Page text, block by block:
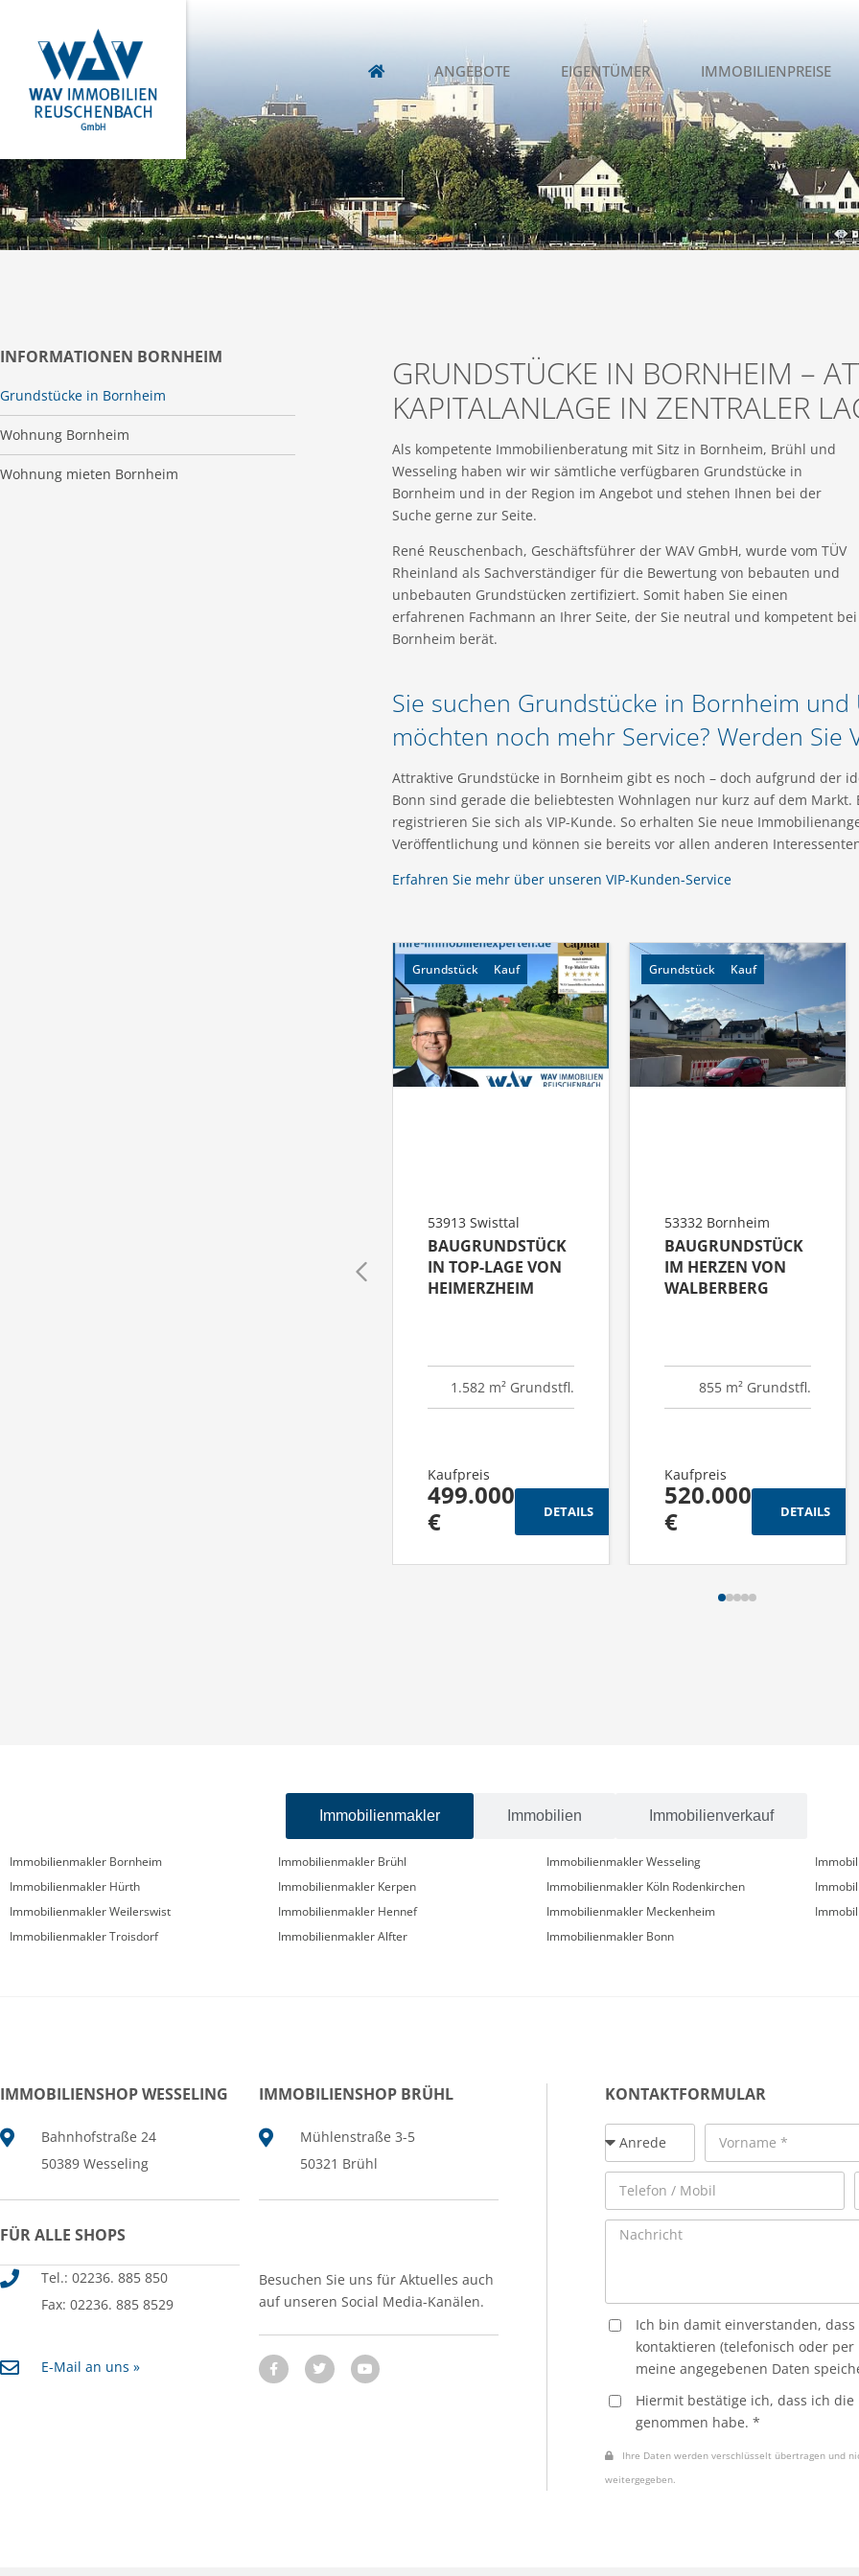
ANGEBOTE EIGENTÜMER IMMOBILIENPREISE
INFORMATIONEN BORNHEIM
Grundstücke in Bornheim
Wohnung Bornheim
Wohnung mieten Bornheim
GRUNDSTÜCKE IN BORNHEIM –
KAPITALANLAGE IN ZENTRALER
Als kompetente Immobilienberatung mit Sitz in Bornheim, Brühl und
Wesseling haben wir wir sämtliche verfügbaren Grundstücke in
Bornheim und in der Region im Angebot und stehen Ihnen bei der
Suche gerne zur Seite.
René Reuschenbach, Geschäftsführer der WAV GmbH, wurde vom TÜV
Rheinland als Sachverständiger für die Bewertung von bebauten und
unbebauten Grundstücken zertifiziert. Somit haben Sie einen
erfahrenen Fachmann an Ihrer Seite, der Sie neutral und kompetent
Bornheim berät.
Sie suchen Grundstücke in Bornheim
möchten noch mehr Service? Werden Sie
Attraktive Grundstücke in Bornheim gibt es noch – doch aufgrund der
Bonn sind gerade die beliebtesten Wohnlagen nur kurz auf dem Markt.
registrieren Sie sich als VIP-Kunde. So erhalten Sie neue
Veröffentlichung und können sie bereits vor allen anderen
Erfahren Sie mehr über unseren VIP-Kunden-Service
Grundstück Kauf
53913 Swisttal
BAUGRUNDSTÜCK
IN TOP-LAGE VON
HEIMERZHEIM
1.582 m² Grundstfl.
Kaufpreis
499.000
€
DETAILS
Grundstück Kauf
53332 Bornheim
BAUGRUNDSTÜCK
IM HERZEN VON
WALBERBERG
855 m² Grundstfl.
Kaufpreis
520.000
€
DETAILS
Immobilienmakler Immobilien Immobilienverkauf
Immobilienmakler Bornheim Immobilienmakler Brühl Immobilienmakler Wesseling
Immobilienmakler Hürth
Immobilienmakler Kerpen Immobilienmakler Köln Rodenkirchen
Immobilienmakler Weilerswist
Immobilienmakler Hennef Immobilienmakler Meckenheim
Immobilienmakler Troisdorf
Immobilienmakler Alfter Immobilienmakler Bonn
IMMOBILIENSHOP WESSELING
Bahnhofstraße 24
50389 Wesseling
IMMOBILIENSHOP BRÜHL
Mühlenstraße 3-5
50321 Brühl
FÜR ALLE SHOPS
Tel.: 02236. 885 850
Fax: 02236. 885 8529
E-Mail an uns »
Besuchen Sie uns für Aktuelles auch
auf unseren Social Media-Kanälen.
KONTAKTFORMULAR
Ich bin damit einverstanden, dass
kontaktieren (telefonisch oder per
meine angegebenen Daten
Hiermit bestätige ich, dass ich die
genommen habe. *
Ihre Daten werden verschlüsselt übertragen und
weitergegeben.